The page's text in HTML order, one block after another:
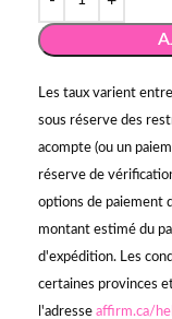
Les taux varient
sous réserve des
acompte (ou un
réserve de
options de paiement
montant estimé du
d'expédition. Les
certaines provinces
l'adresse affirm.ca/